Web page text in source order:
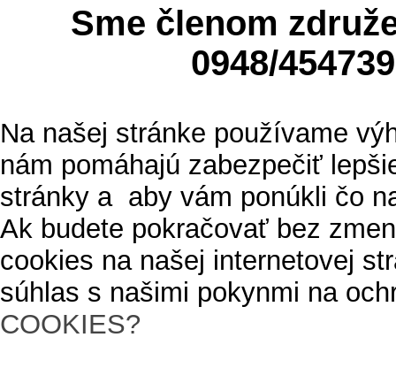
Sme členom
0948/
Na našej stránke používame
nám pomáhajú zabezpečiť
stránky a aby vám ponúkli čo
Ak budete pokračovať bez
cookies na našej internetovej
súhlas s našimi pokynmi na
COOKIES?